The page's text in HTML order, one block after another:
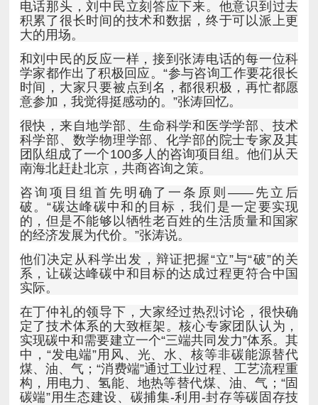
大的用场。
意参加，我觉得挺感动的。”张涛回忆。
南海北赶赴北京，共商咨询之策。
的经济发展为代价。”张涛说。
实际。